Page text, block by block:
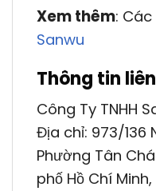
Xem thêm:
Sanwu
Thông tin
Công Ty TNHH
Địa chỉ: 973/136
Phường Tân
phố Hồ Chí